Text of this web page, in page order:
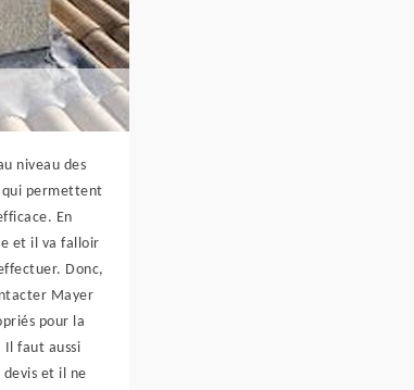
niveau des
qui permettent
En
et il va falloir
Donc,
Mayer
pour la
faut aussi
devis et il ne